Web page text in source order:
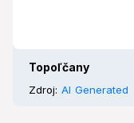
Topoľčany
Zdroj: AI Generated